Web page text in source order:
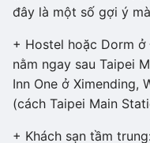
đây là một số gợi ý
+ Hostel hoặc Dorm ở
nằm ngay sau Taipei
Inn One ở Ximending,
(cách Taipei Main
+ Khách sạn tầm